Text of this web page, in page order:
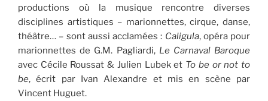
productions où la musique rencontre diverses
disciplines artistiques – marionnettes, cirque, danse,
théâtre… – sont aussi acclamées : Caligula, opéra pour
marionnettes de G.M. Pagliardi, Le Carnaval Baroque
avec Cécile Roussat & Julien Lubek et To be or not to
be, écrit par Ivan Alexandre et mis en scène par
Vincent Huguet.